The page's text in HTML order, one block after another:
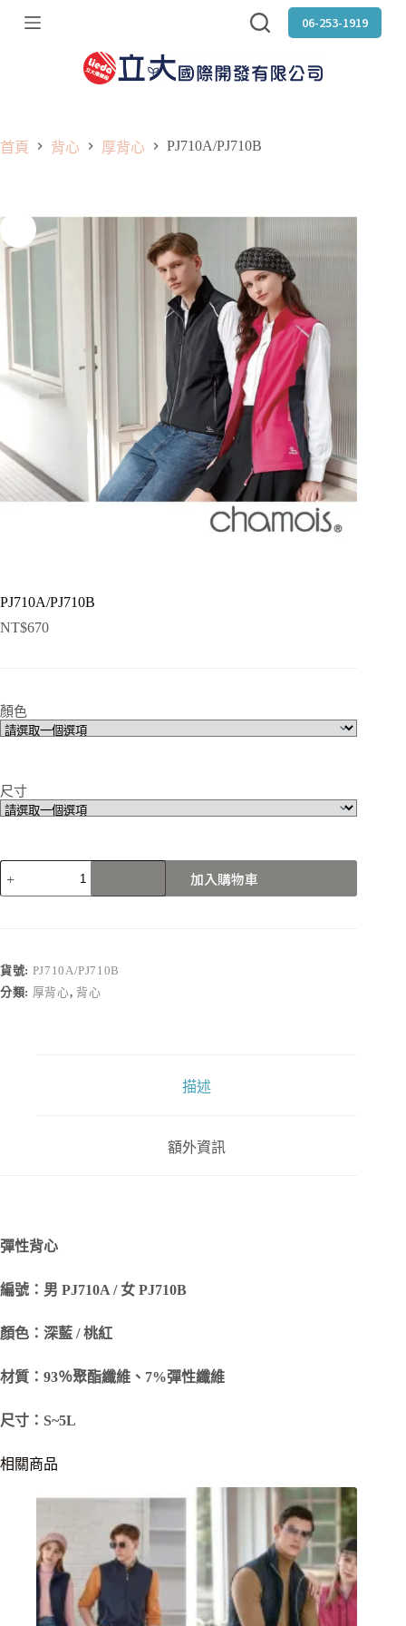
跳
06-253-1919
首頁 背心 厚背心 PJ710A/PJ710B
PJ710A/PJ710B
NT$670
顏色
尺寸
PJ710A/PJ710B
數
加入購物車
貨號: PJ710A/PJ710B
分類: 厚背心, 背心
描述
額外資訊
彈性背心
編號：男 PJ710A / 女 PJ710B
顏色：深藍 / 桃紅
材質：93％聚酯纖維、7%彈性纖維
尺寸：S~5L
相關商品